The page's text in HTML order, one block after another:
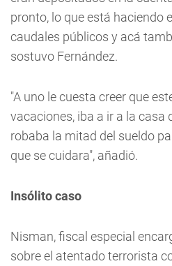
pronto, lo que está haciendo
caudales públicos y acá
sostuvo Fernández.
"A uno le cuesta creer que
vacaciones, iba a ir a la casa
robaba la mitad del sueldo
que se cuidara", añadió.
Insólito caso
Nisman, fiscal especial
sobre el atentado terrorista